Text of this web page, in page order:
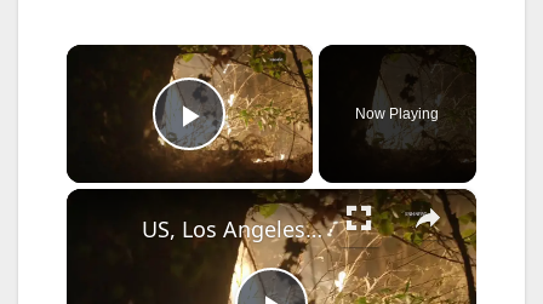
×
Play Video
Now Playing
×
US, Los Angeles: Santa Clarita Calvin Fire Burns in Wash Behind Businesses.